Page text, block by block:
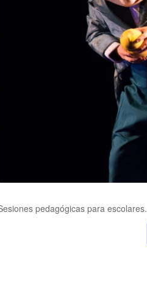
pedagógicas para escolares.